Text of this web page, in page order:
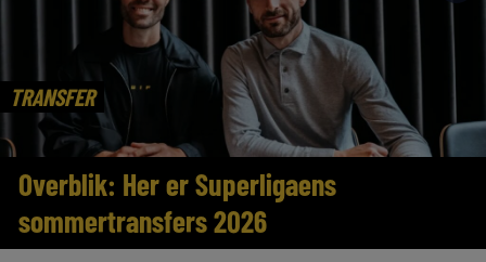
TRANSFER
Overblik: Her er Superligaens
sommertransfers 2026